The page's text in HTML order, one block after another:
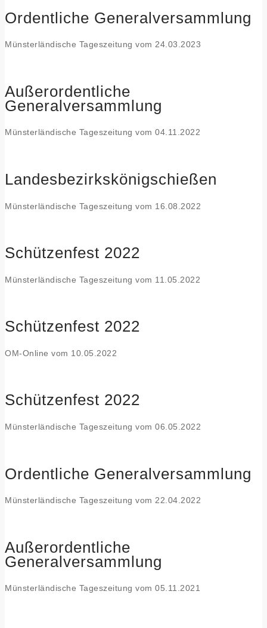
Ordentliche Generalversammlung
Münsterländische Tageszeitung vom 24.03.2023
Außerordentliche
Generalversammlung
Münsterländische Tageszeitung vom 04.11.2022
Landesbezirkskönigschießen
Münsterländische Tageszeitung vom 16.08.2022
Schützenfest 2022
Münsterländische Tageszeitung vom 11.05.2022
Schützenfest 2022
OM-Online vom 10.05.2022
Schützenfest 2022
Münsterländische Tageszeitung vom 06.05.2022
Ordentliche Generalversammlung
Münsterländische Tageszeitung vom 22.04.2022
Außerordentliche
Generalversammlung
Münsterländische Tageszeitung vom 05.11.2021